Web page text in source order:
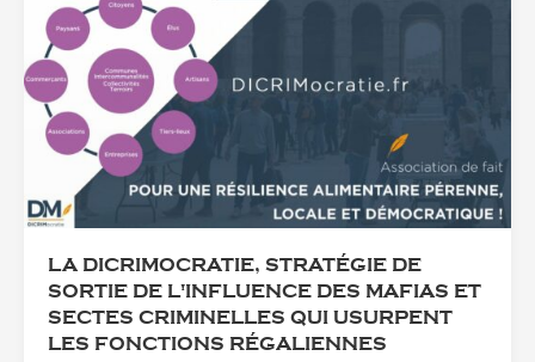
LA DICRIMOCRATIE, STRATÉGIE DE
SORTIE DE L'INFLUENCE DES MAFIAS ET
SECTES CRIMINELLES QUI USURPENT
LES FONCTIONS RÉGALIENNES